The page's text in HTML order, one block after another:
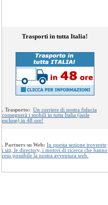
Trasporti in tutta Italia!
. Trasporto: Un corriere di nostra fiducia
consegnerà i mobili in tutta Italia (isole
escluse) in 48 ore!
. Partners su Web: In questa sezione troverete
i siti, le directory, i motori di ricerca che hanno
reso possibile la nostra avventura web.